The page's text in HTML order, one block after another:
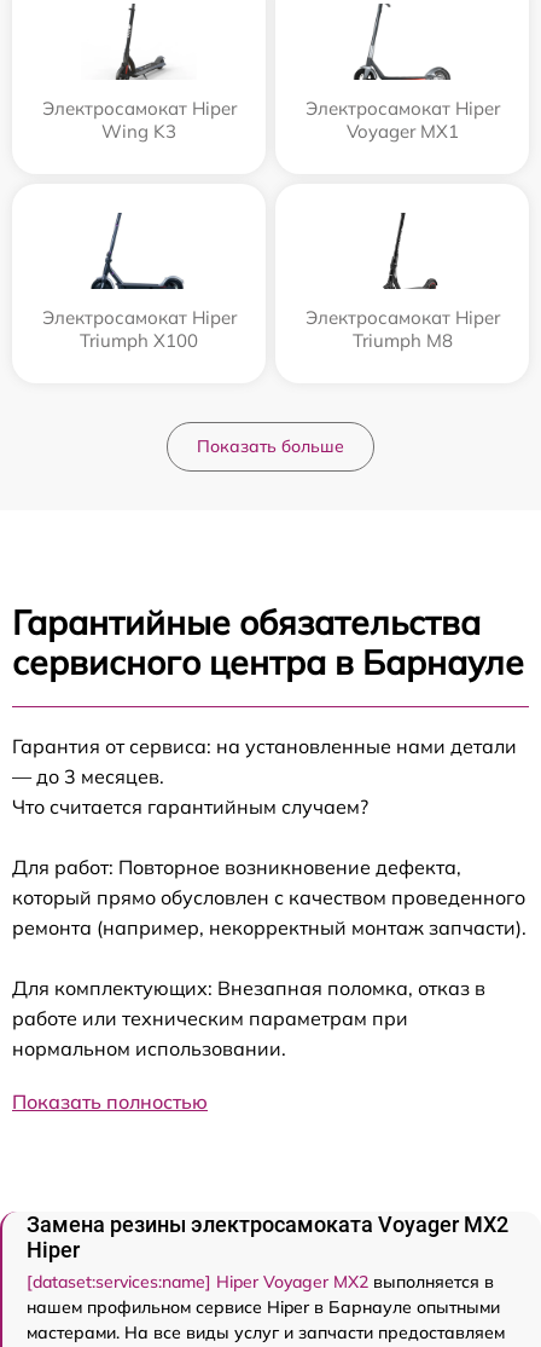
Электросамокат Hiper
Wing K3
Электросамокат Hiper
Voyager MX1
Электросамокат Hiper
Triumph X100
Электросамокат Hiper
Triumph M8
Показать больше
Гарантийные обязательства
сервисного центра в Барнауле
Гарантия от сервиса: на установленные нами детали
— до 3 месяцев.
Что считается гарантийным случаем?
Для работ: Повторное возникновение дефекта,
который прямо обусловлен с качеством проведенного
ремонта (например, некорректный монтаж запчасти).
Для комплектующих: Внезапная поломка, отказ в
работе или техническим параметрам при
нормальном использовании.
Показать полностью
Замена резины электросамоката Voyager MX2
Hiper
[dataset:services:name] Hiper Voyager MX2 выполняется в
нашем профильном сервисе Hiper в Барнауле опытными
мастерами. На все виды услуг и запчасти предоставляем